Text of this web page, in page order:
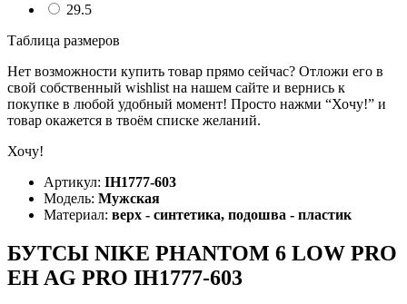
29.5
Таблица размеров
Нет возможности купить товар прямо сейчас? Отложи его в
свой собственный wishlist на нашем сайте и вернись к
покупке в любой удобный момент! Просто нажми “Хочу!” и
товар окажется в твоём списке желаний.
Хочу!
Артикул: IH1777-603
Модель: Мужская
Материал: верх - синтетика, подошва - пластик
БУТСЫ NIKE PHANTOM 6 LOW PRO
EH AG PRO IH1777-603